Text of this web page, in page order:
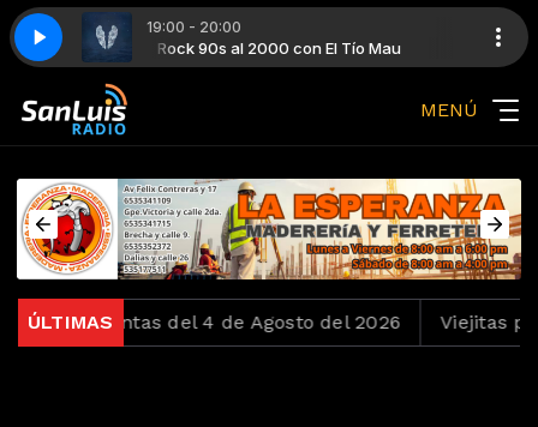
19:00 - 20:00
Mau Rock 90s al 2000 con El Tío Mau
Coldplay - A Sky Full of Stars
MENÚ
ÚLTIMAS
Ochentas del 4 de Agosto del 2026 Viejitas pero